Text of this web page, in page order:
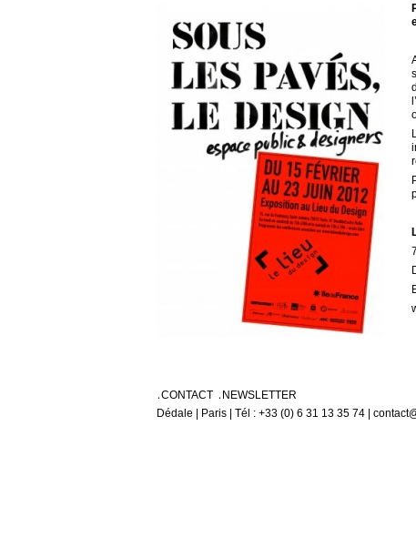
CONTACT NEWSLETTER
Dédale | Paris | Tél : +33 (0) 6 31 13 35 74 |